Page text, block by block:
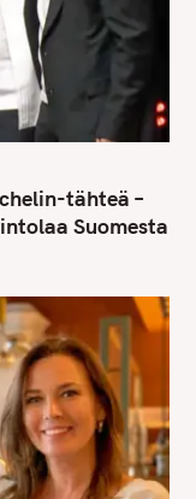
tähteä –
Suomesta